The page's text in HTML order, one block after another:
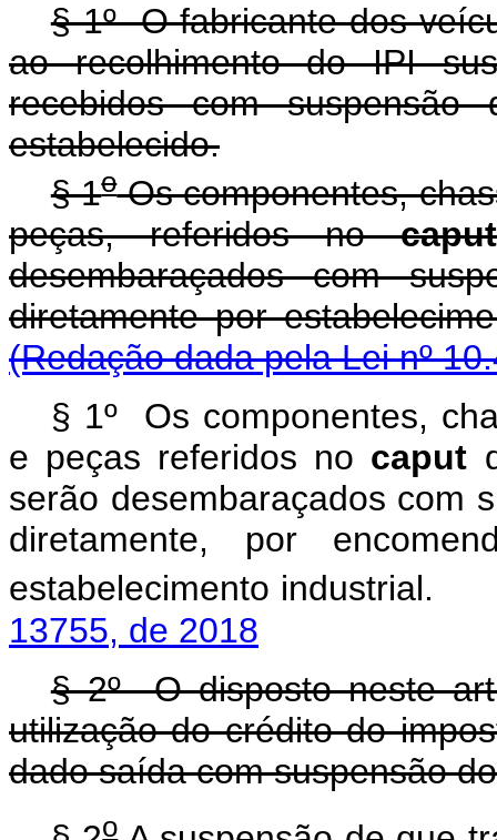
§ 1º O fabricante dos
ao recolhimento do IPI
recebidos com
estabelecido.
§ 1oOs componentes,
peças, referidos nocaput
desembaraçados com
diretamente por
(Redação dada pela Lei nº
§ 1º Os componentes,
e peças referidos no caput
serão desembaraçados com
diretamente, por
estabelecimento industrial.
13755, de 2018
§ 2º O disposto neste
utilização do crédito do
dado saída com suspensão
o